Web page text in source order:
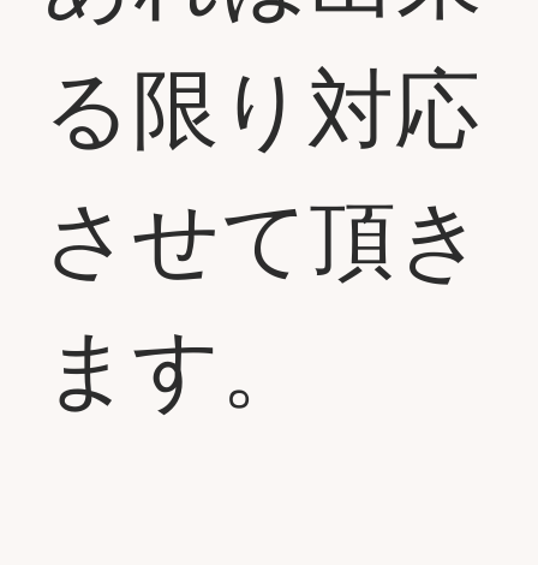
る限り対応
させて頂き
ます。